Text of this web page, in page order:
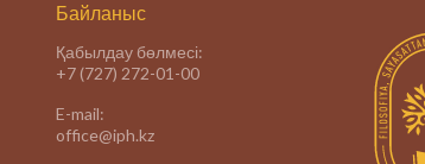
Байланыс
Қабылдау бөлмесі:
+7 (727) 272-01-00
E-mail:
office@iph.kz